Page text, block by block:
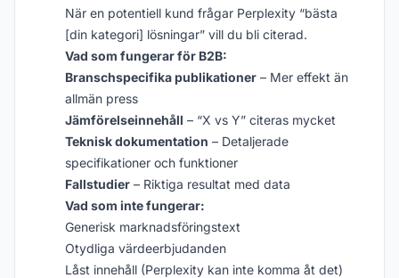
När en potentiell kund frågar Perplexity “bästa
[din kategori] lösningar” vill du bli citerad.
Vad som fungerar för B2B:
Branschspecifika publikationer – Mer effekt än
allmän press
Jämförelseinnehåll – “X vs Y” citeras mycket
Teknisk dokumentation – Detaljerade
specifikationer och funktioner
Fallstudier – Riktiga resultat med data
Vad som inte fungerar:
Generisk marknadsföringstext
Otydliga värdeerbjudanden
Låst innehåll (Perplexity kan inte komma åt det)